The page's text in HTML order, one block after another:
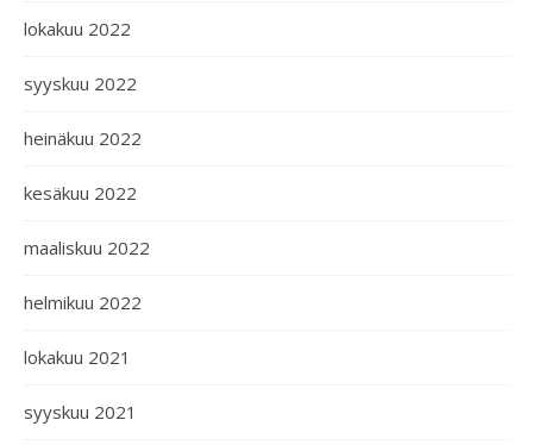
lokakuu 2022
syyskuu 2022
heinäkuu 2022
kesäkuu 2022
maaliskuu 2022
helmikuu 2022
lokakuu 2021
syyskuu 2021